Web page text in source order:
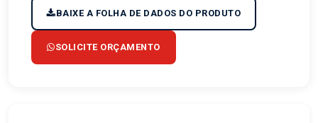
BAIXE A FOLHA DE DADOS DO PRODUTO
SOLICITE ORÇAMENTO